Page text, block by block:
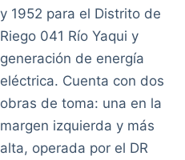
y 1952 para el Distrito de
Riego 041 Río Yaqui y
generación de energía
eléctrica. Cuenta con dos
obras de toma: una en la
margen izquierda y más
alta, operada por el DR